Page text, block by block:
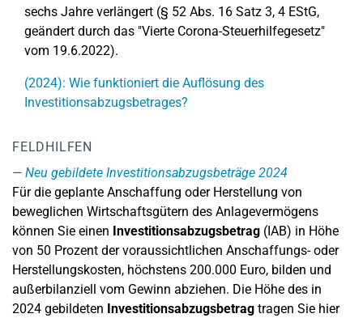
sechs Jahre verlängert (§ 52 Abs. 16 Satz 3, 4 EStG,
geändert durch das "Vierte Corona-Steuerhilfegesetz"
vom 19.6.2022).
(2024): Wie funktioniert die Auflösung des
Investitionsabzugsbetrages?
FELDHILFEN
Neu gebildete Investitionsabzugsbeträge 2024
Für die geplante Anschaffung oder Herstellung von
beweglichen Wirtschaftsgütern des Anlagevermögens
können Sie einen Investitionsabzugsbetrag (IAB) in Höhe
von 50 Prozent der voraussichtlichen Anschaffungs- oder
Herstellungskosten, höchstens 200.000 Euro, bilden und
außerbilanziell vom Gewinn abziehen. Die Höhe des in
2024 gebildeten Investitionsabzugsbetrag tragen Sie hier